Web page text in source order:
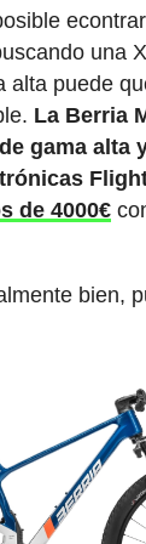
una
alta puede
La Berria
gama alta
de 4000€
bien,